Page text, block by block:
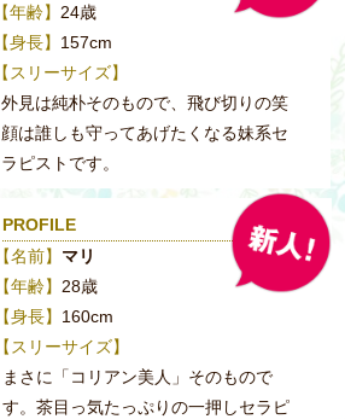
【年齢】 24歳
【身長】 157cm
【スリーサイズ】
外見は純朴そのもので、飛び切りの笑
顔は誰しも守ってあげたくなる妹系セ
ラピストです。
PROFILE
【名前】 マリ
【年齢】28歳
【身長】 160cm
【スリーサイズ】
まさに「コリアン美人」そのもので
す。茶目っ気たっぷりの一押しセラピ